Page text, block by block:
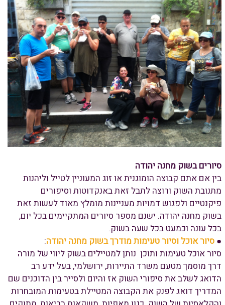
סיורים בשוק מחנה יהודה
בין אם אתם קבוצה הומוגנית או זוג המעוניין לטייל וליהנות
מתנובת השוק ורוצה לתבל זאת באנקדוטות וסיפורים
פיקנטיים ולפגוש דמויות מעניינות מומלץ מאוד לעשות זאת
בשוק מחנה יהודה. ישנם מספר סיורים המתקיימים בכל יום,
בכל עונה וכמעט בכל שעה בשוק.
● סיור אוכל וסיור טעימות מודרך בשוק מחנה יהודה:
סיור אוכל טעימות ותוכן נותן למטיילים בשוק ליווי של מורה
דרך מוסמך מטעם משרד התיירות, ירושלמי, בעל ידע רב
הדואג לשלב את סיפורי השוק אז והיום ולסייר בין הדוכנים שם
המדריך דואג לפנק את הקבוצה המטיילת בטעימות המובחרות